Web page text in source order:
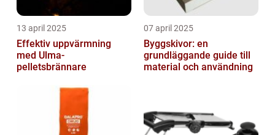
13 april 2025
Effektiv uppvärmning
med Ulma-
pelletsbrännare
07 april 2025
Byggskivor: en
grundläggande guide till
material och användning